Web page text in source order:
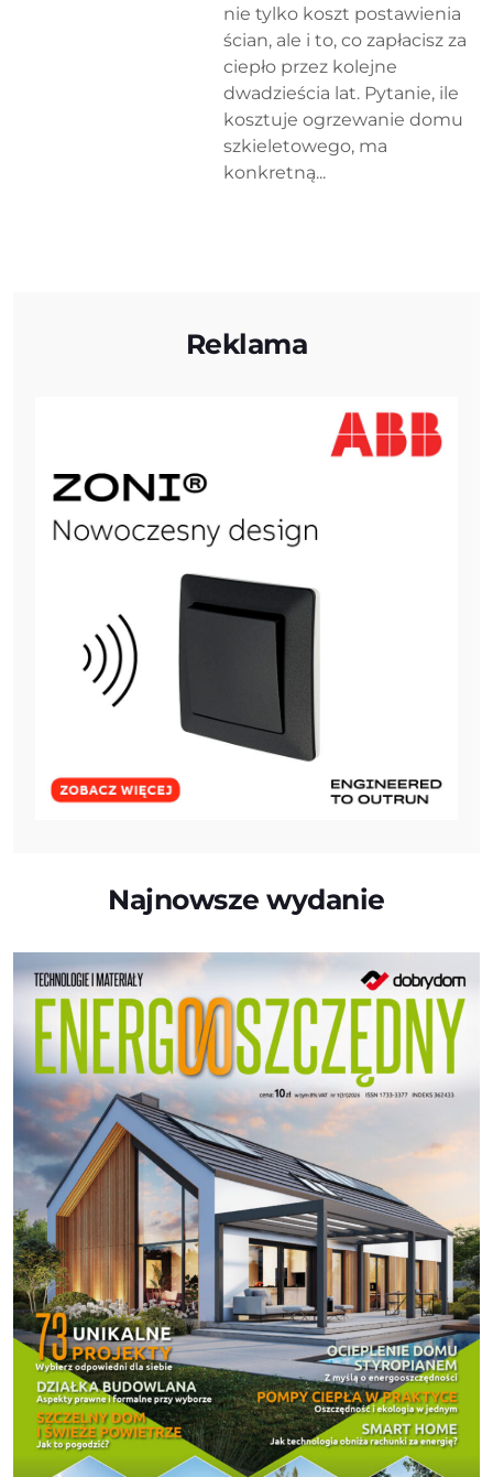
nie tylko koszt postawienia
ścian, ale i to, co zapłacisz za
ciepło przez kolejne
dwadzieścia lat. Pytanie, ile
kosztuje ogrzewanie domu
szkieletowego, ma
konkretną...
Reklama
Najnowsze wydanie